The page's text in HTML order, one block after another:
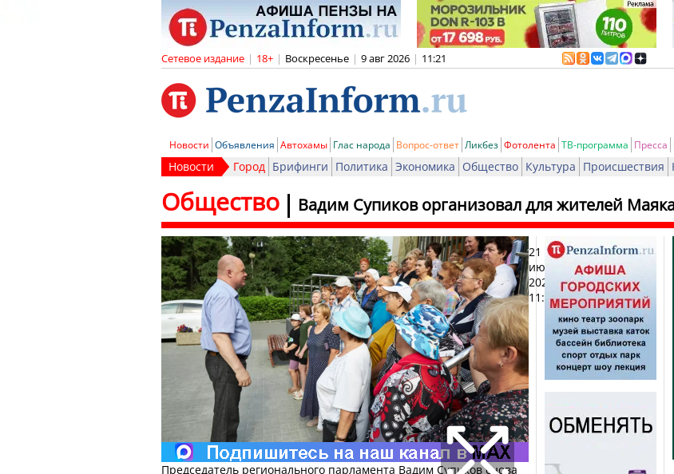
Сетевое издание | 18+ | Воскресенье | 9 авг 2026 | 11:21
Новости Объявления Автохамы Глас народа Вопрос-ответ Ликбез Фотолента ТВ-программа Пресса
Новости Город Брифинги Политика Экономика Общество Культура Происшествия
Вадим Супиков организовал для жителей
Общество
21
июня
2024,
11:42
Председатель регионального парламента Вадим Супиков снова